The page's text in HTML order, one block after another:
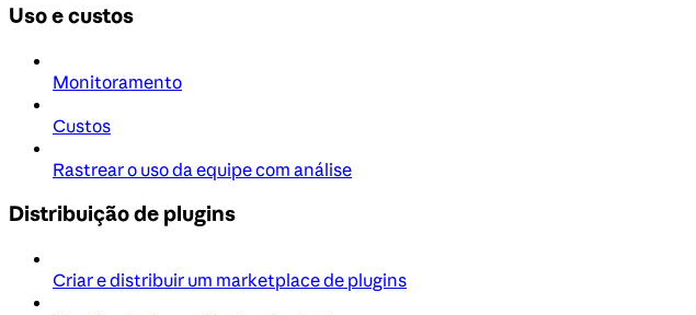
Uso e custos
Monitoramento
Custos
Rastrear o uso da equipe com análise
Distribuição de plugins
Criar e distribuir um marketplace de plugins